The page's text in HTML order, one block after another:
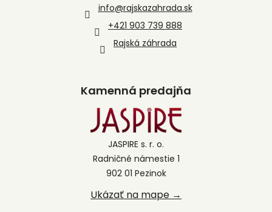
info@rajskazahrada.sk
+421 903 739 888
Rajská záhrada
Kamenná predajňa
JASPIRE s. r. o.
Radničné námestie 1
902 01 Pezinok
Ukázať na mape →